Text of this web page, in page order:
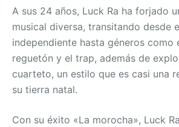
A sus 24 años, Luck Ra ha forjado
musical diversa, transitando desde
independiente hasta géneros como
reguetón y el trap, además de
cuarteto, un estilo que es casi una
su tierra natal.
Con su éxito «La morocha», Luck